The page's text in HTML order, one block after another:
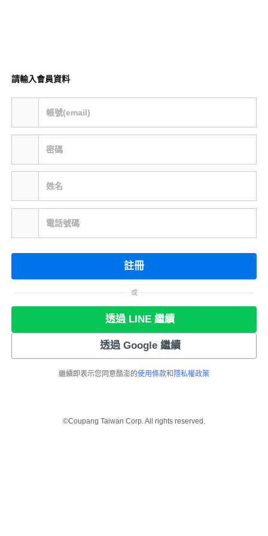
請輸入會員資料
帳號(email)
密碼
姓名
電話號碼
註冊
或
透過 LINE 繼續
透過 Google 繼續
繼續即表示您同意酷澎的使用條款和 隱私權政策
©Coupang Taiwan Corp. All rights reserved.